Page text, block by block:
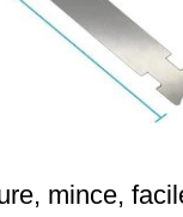
mince,